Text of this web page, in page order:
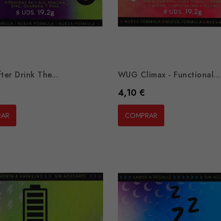
Drink The... WUG Climax - Functional...
Preço
4,10 €
COMPRAR